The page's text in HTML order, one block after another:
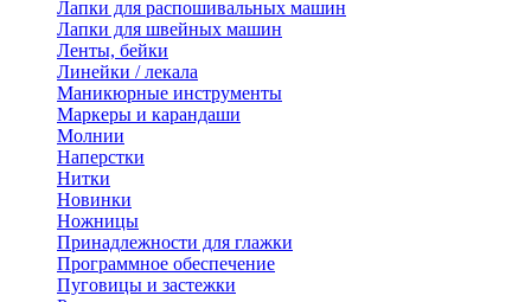
Лапки для распошивальных машин
Лапки для швейных машин
Ленты, бейки
Линейки / лекала
Маникюрные инструменты
Маркеры и карандаши
Молнии
Наперстки
Нитки
Новинки
Ножницы
Принадлежности для глажки
Программное обеспечение
Пуговицы и застежки